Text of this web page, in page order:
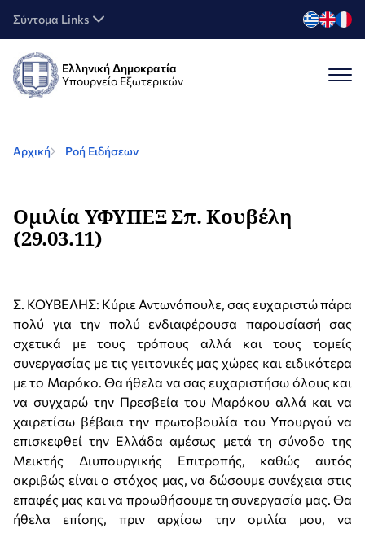
Σύντομα Links
Ελληνική Δημοκρατία
Υπουργείο Εξωτερικών
Αρχική Ροή Ειδήσεων
Ομιλία ΥΦΥΠΕΞ Σπ. Κουβέλη
(29.03.11)
Σ. ΚΟΥΒΕΛΗΣ: Κύριε Αντωνόπουλε, σας ευχαριστώ πάρα
πολύ για την πολύ ενδιαφέρουσα παρουσίασή σας
σχετικά με τους τρόπους αλλά και τους τομείς
συνεργασίας με τις γειτονικές μας χώρες και ειδικότερα
με το Μαρόκο. Θα ήθελα να σας ευχαριστήσω όλους και
να συγχαρώ την Πρεσβεία του Μαρόκου αλλά και να
χαιρετίσω βέβαια την πρωτοβουλία του Υπουργού να
επισκεφθεί την Ελλάδα αμέσως μετά τη σύνοδο της
Μεικτής Διυπουργικής Επιτροπής, καθώς αυτός
ακριβώς είναι ο στόχος μας, να δώσουμε συνέχεια στις
επαφές μας και να προωθήσουμε τη συνεργασία μας. Θα
ήθελα επίσης, πριν αρχίσω την ομιλία μου, να